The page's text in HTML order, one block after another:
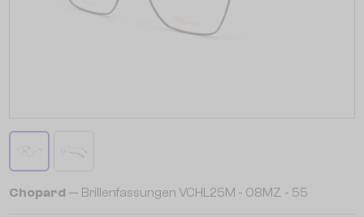
Chopard — Brillenfassungen VCHL25M - 08MZ - 55